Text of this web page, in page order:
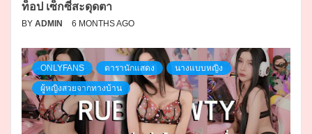
ท็อป เซ็กซี่สะดุดตา
BY ADMIN 6 MONTHS AGO
ONLYFANS ดารานักแสดง นางแบบหญิง
ผู้หญิงสวยจากทางบ้าน